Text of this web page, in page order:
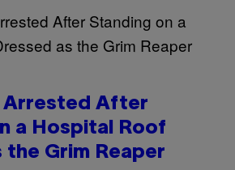
Arrested After
a Hospital Roof
the Grim Reaper